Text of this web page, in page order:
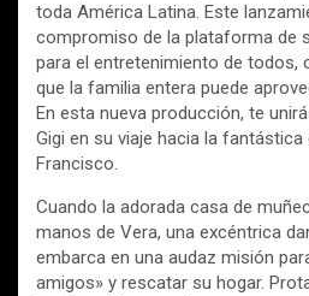
toda América Latina. Este
compromiso de la plataforma de
para el entretenimiento de todos,
que la familia entera puede
En esta nueva producción, te
Gigi en su viaje hacia la fantástica
Francisco.
Cuando la adorada casa de
manos de Vera, una excéntrica
embarca en una audaz misión
amigos» y rescatar su hogar.